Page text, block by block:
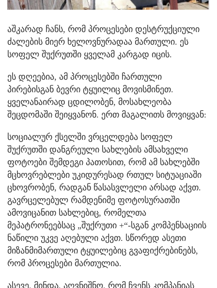
აშკარად ჩანს, რომ პროცესები დესტრუქციული
ძალების მიერ ხელოვნურადაა მართული. ეს
სოფელ შუქრუთში ყველამ კარგად იცის.
ეს დღეებია, ამ პროცესებში ჩართული
პირებისგან ბევრი ტყუილიც მოვისმინეთ.
ყველანაირად ცდილობენ, მოსახლეობა
შეცდომაში შეიყვანონ. ერთ მაგალითს მოვიყვან:
სოციალურ ქსელში ვრცელდება სოფელ
შუქრუთში დანგრეული სახლების ამსახველი
ფოტოები შემდეგი პათოსით, რომ ამ სახლებში
მცხოვრებლები უკიდურესად რთულ სიტუაციაში
ცხოვრობენ, რადგან წასასვლელი არსად აქვთ.
გავრცელებულ რამდენიმე ფოტოსურათში
ამოვიცანით სახლებიც, რომელთა
მეპატრონეებსაც „შუქრუთი +“-სგან კომპენსაციის
ნაწილი უკვე აღებული აქვთ. სწორედ ასეთი
მიზანმიმართული ტყუილებიც გვაფიქრებინებს,
რომ პროცესები მართულია.
ასევე, მინდა, აღვნიშნო, რომ ჩვენს კომპანიას